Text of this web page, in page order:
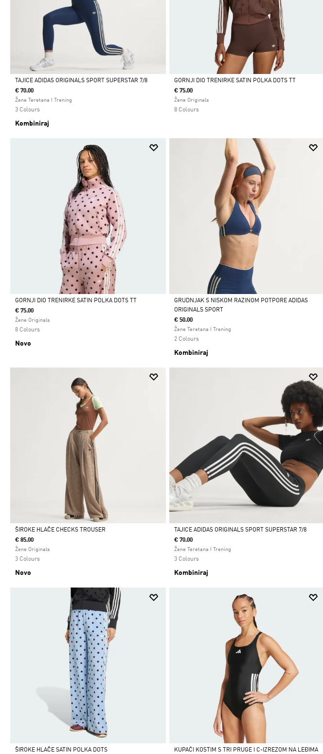
Da
TAJICE ADIDAS ORIGINALS SPORT SUPERSTAR 7/8
€ 70.00
Žene Teretana I Trening
3 Colours
Kombiniraj
Da
GORNJI DIO TRENIRKE SATIN POLKA DOTS TT
€ 75.00
Žene Originals
8 Colours
Da
GORNJI DIO TRENIRKE SATIN POLKA DOTS TT
€ 75.00
Žene Originals
8 Colours
Novo
Da
GRUDNJAK S NISKOM RAZINOM POTPORE ADIDAS
ORIGINALS SPORT
€ 50.00
Žene Teretana I Trening
2 Colours
Kombiniraj
Da
ŠIROKE HLAČE CHECKS TROUSER
€ 85.00
Žene Originals
3 Colours
Novo
Da
TAJICE ADIDAS ORIGINALS SPORT SUPERSTAR 7/8
€ 70.00
Žene Teretana I Trening
3 Colours
Kombiniraj
ŠIROKE HLAČE SATIN POLKA DOTS
KUPAĆI KOSTIM S TRI PRUGE I C-IZREZOM NA LEĐIMA